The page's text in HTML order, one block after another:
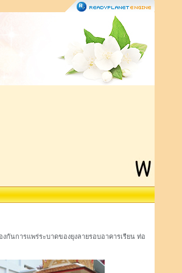
นการแพร่ระบาดของยุงลายรอบอาคารเรียน ท่อ